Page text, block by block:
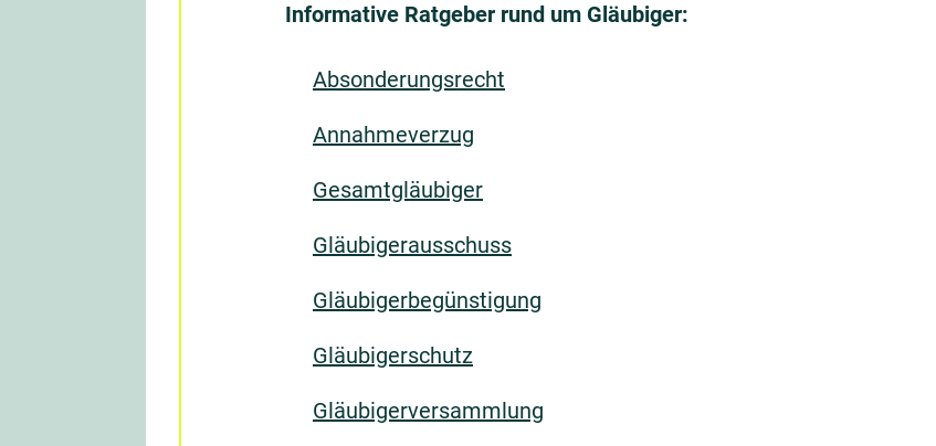
Informative Ratgeber rund um Gläubiger:
Absonderungsrecht
Annahmeverzug
Gesamtgläubiger
Gläubigerausschuss
Gläubigerbegünstigung
Gläubigerschutz
Gläubigerversammlung